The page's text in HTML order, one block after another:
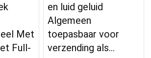
Met
Full-
en luid geluid
Algemeen
toepasbaar voor
verzending als…